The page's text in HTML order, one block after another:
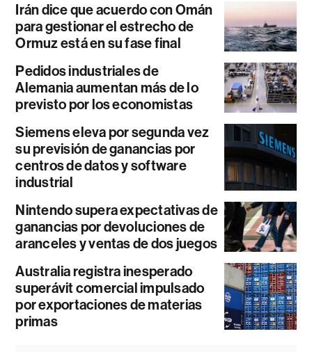
Irán dice que acuerdo con Omán
para gestionar el estrecho de
Ormuz está en su fase final
Pedidos industriales de
Alemania aumentan más de lo
previsto por los economistas
Siemens eleva por segunda vez
su previsión de ganancias por
centros de datos y software
industrial
Nintendo supera expectativas de
ganancias por devoluciones de
aranceles y ventas de dos juegos
Australia registra inesperado
superávit comercial impulsado
por exportaciones de materias
primas